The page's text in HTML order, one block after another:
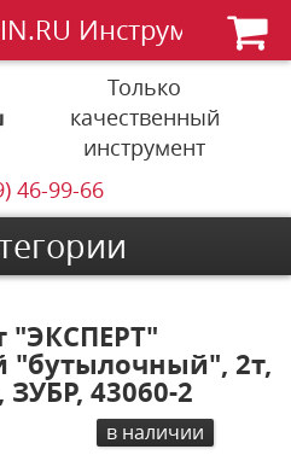
Инструменты
Только
качественный
инструмент
46-99-66
"ЭКСПЕРТ"
"бутылочный", 2т,
43060-2
в наличии